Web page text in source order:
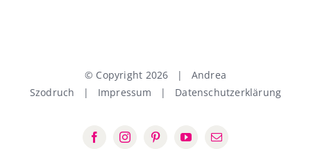
© Copyright 2026 | Andrea
Szodruch | Impressum | Datenschutzerklärung
FacebookInstagramPinterestYouTube
E-